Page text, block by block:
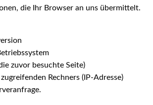
die Ihr Browser an uns übermittelt.
zuvor besuchte Seite)
Rechners (IP-Adresse)